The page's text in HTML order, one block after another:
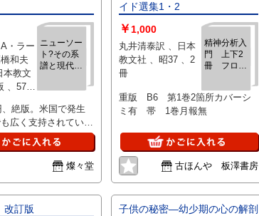
ニューソー
ト?その系
譜と現代的
・ラー
和夫
、絶版。米国で発生
広く支持されてい
福と繁栄”の思想。ス
グからマーフィーに
教団を網羅し、その
解明した記念碑的労
好です。
燦々堂
イド選集1・2
精神分析入
門 上下2
冊 フロイ
￥ 1,000
丸井清泰訳 、日本
教文社 、昭37 、2
冊
重版 B6 第1巻2箇所カバーシ
ミ有 帯 1巻月報無
古ほんや 板澤書房
訂版
子供の秘密―幼少期の心の解剖